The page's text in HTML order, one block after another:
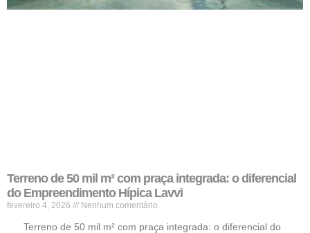
Terreno de 50 mil m² com praça integrada: o diferencial
do Empreendimento Hípica Lavvi
fevereiro 4, 2026 Nenhum comentário
Terreno de 50 mil m² com praça integrada: o diferencial do